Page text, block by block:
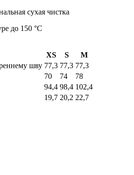
сухая чистка
до 150 °С
XS
S
M
шву 77,3 77,3 77,3
70 74
78
94,4 98,4 102,4
19,7 20,2 22,7